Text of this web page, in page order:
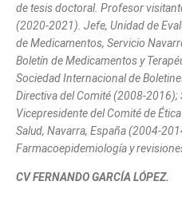
de tesis doctoral. Profesor
(2020-2021). Jefe, Unidad de
de Medicamentos, Servicio
Boletín de Medicamentos y
Sociedad Internacional de
Directiva del Comité (2008-2016);
Vicepresidente del Comité de
Salud, Navarra, España (2004-
Farmacoepidemiología y
CV FERNANDO GARCÍA LÓPEZ.